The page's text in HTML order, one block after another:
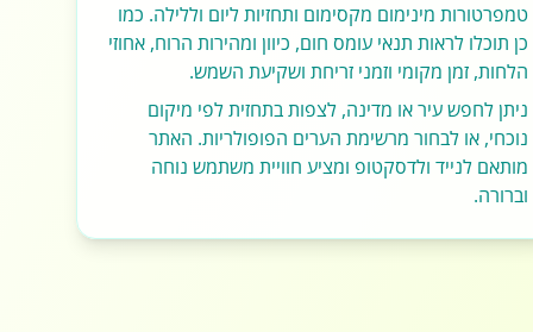
טמפרטורות מינימום מקסימום ותחזיות ליום וללילה. כמו
כן תוכלו לראות תנאי עומס חום, כיוון ומהירות הרוח, אחוזי
הלחות, זמן מקומי וזמני זריחת ושקיעת השמש.
ניתן לחפש עיר או מדינה, לצפות בתחזית לפי מיקום
נוכחי, או לבחור מרשימת הערים הפופולריות. האתר
מותאם לנייד ולדסקטופ ומציע חוויית משתמש נוחה
וברורה.